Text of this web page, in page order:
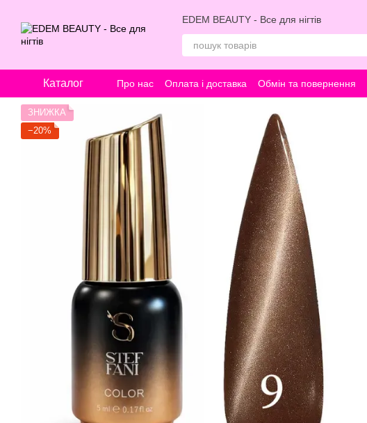
EDEM BEAUTY - Все для нігтів
Каталог Про нас Оплата і доставка Обмін та повернення
ЗНИЖКА
−20%